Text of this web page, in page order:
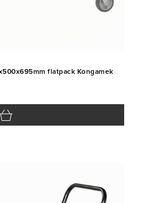
flatpack Kongamek